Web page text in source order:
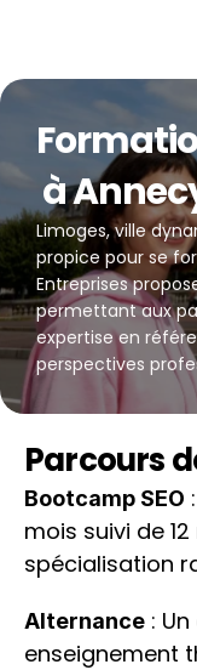
à
Limoges, ville
propice pour se
Entreprises
permettant aux
expertise en
perspectives
Parcours
Bootcamp SEO
mois suivi de
spécialisation
Alternance :
enseignement